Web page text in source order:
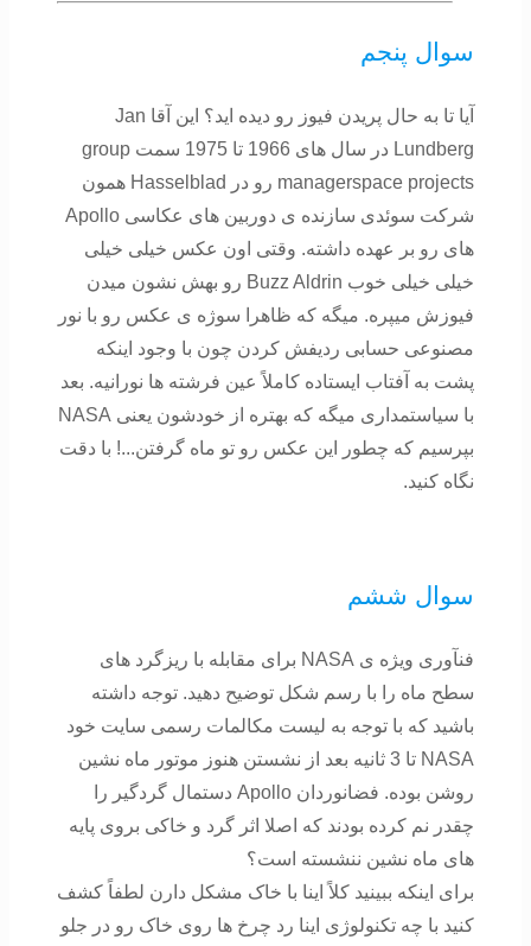
سوال پنجم
آیا تا به حال پریدن فیوز رو دیده اید؟ این آقا Jan
Lundberg در سال های 1966 تا 1975 سمت group
managerspace projects رو در Hasselblad همون
شرکت سوئدی سازنده ی دوربین های عکاسی Apollo
های رو بر عهده داشته. وقتی اون عکس خیلی خیلی
خیلی خیلی خوب Buzz Aldrin رو بهش نشون میدن
فیوزش میپره. میگه که ظاهرا سوژه ی عکس رو با نور
مصنوعی حسابی ردیفش کردن چون با وجود اینکه
پشت به آفتاب ایستاده کاملاً عین فرشته ها نورانیه. بعد
با سیاستمداری میگه که بهتره از خودشون یعنی NASA
بپرسیم که چطور این عکس رو تو ماه گرفتن...! با دقت
نگاه کنید.
سوال ششم
فنآوری ویژه ی NASA برای مقابله با ریزگرد های
سطح ماه را با رسم شکل توضیح دهید. توجه داشته
باشید که با توجه به لیست مکالمات رسمی سایت خود
NASA تا 3 ثانیه بعد از نشستن هنوز موتور ماه نشین
روشن بوده. فضانوردان Apollo دستمال گردگیر را
چقدر نم کرده بودند که اصلا اثر گرد و خاکی بروی پایه
های ماه نشین ننشسته است؟
برای اینکه ببینید کلاً اینا با خاک مشکل دارن لطفاً کشف
کنید با چه تکنولوژی اینا رد چرخ ها روی خاک رو در جلو